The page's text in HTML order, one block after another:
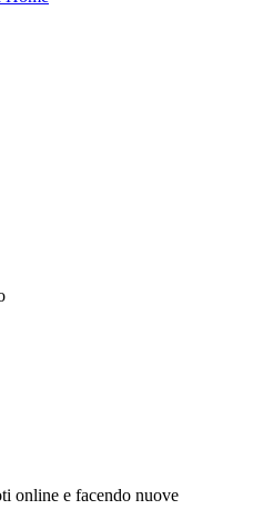
online e facendo nuove